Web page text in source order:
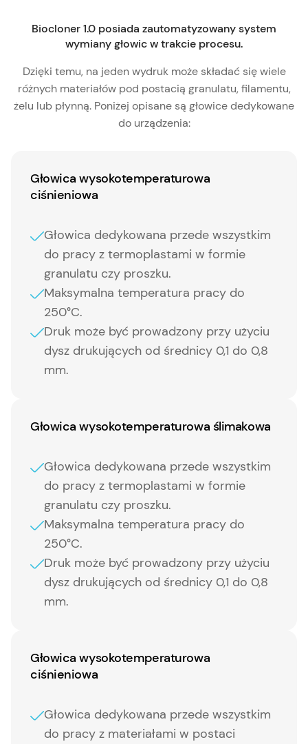
Biocloner 1.0 posiada zautomatyzowany system
wymiany głowic w trakcie procesu.
Dzięki temu, na jeden wydruk może składać się wiele
różnych materiałów pod postacią granulatu, filamentu,
żelu lub płynną. Poniżej opisane są głowice dedykowane
do urządzenia:
Głowica wysokotemperaturowa
ciśnieniowa
Głowica dedykowana przede wszystkim
do pracy z termoplastami w formie
granulatu czy proszku.
Maksymalna temperatura pracy do
250°C.
Druk może być prowadzony przy użyciu
dysz drukujących od średnicy 0,1 do 0,8
mm.
Głowica wysokotemperaturowa ślimakowa
Głowica dedykowana przede wszystkim
do pracy z termoplastami w formie
granulatu czy proszku.
Maksymalna temperatura pracy do
250°C.
Druk może być prowadzony przy użyciu
dysz drukujących od średnicy 0,1 do 0,8
mm.
Głowica wysokotemperaturowa
ciśnieniowa
Głowica dedykowana przede wszystkim
do pracy z materiałami w postaci